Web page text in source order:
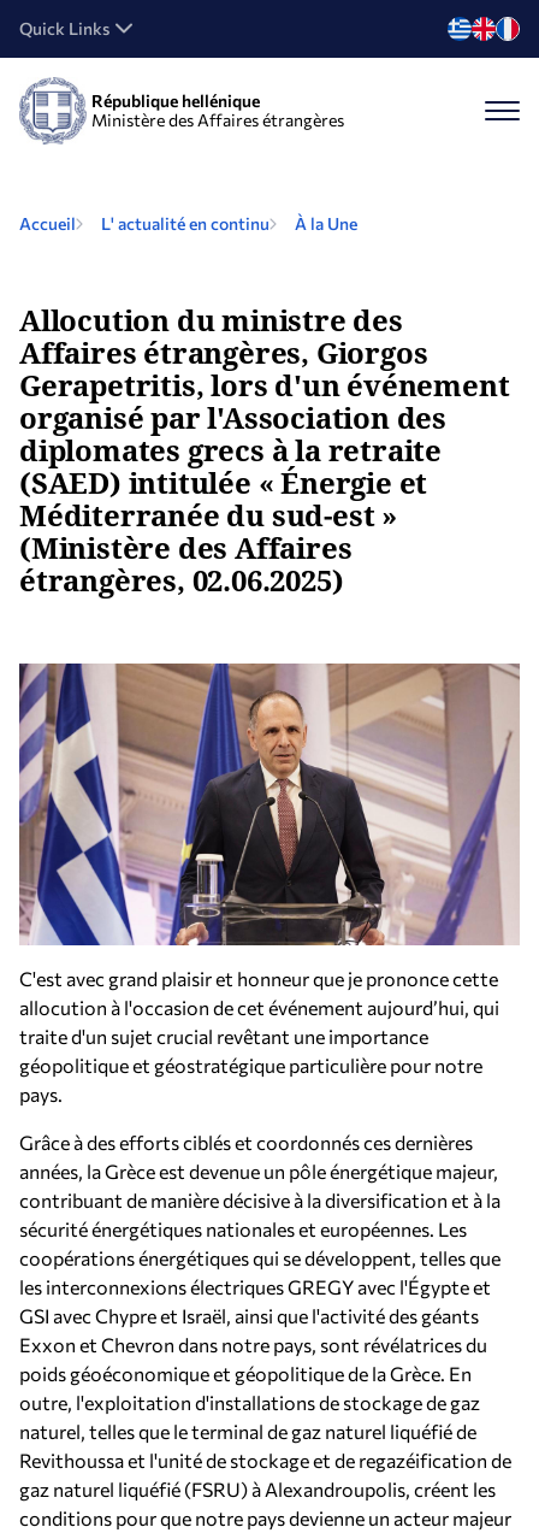
Quick Links
République hellénique
Ministère des Affaires étrangères
Accueil L' actualité en continu À la Une
Allocution du ministre des
Affaires étrangères, Giorgos
Gerapetritis, lors d'un événement
organisé par l'Association des
diplomates grecs à la retraite
(SAED) intitulée « Énergie et
Méditerranée du sud-est »
(Ministère des Affaires
étrangères, 02.06.2025)
C'est avec grand plaisir et honneur que je prononce cette
allocution à l'occasion de cet événement aujourd’hui, qui
traite d'un sujet crucial revêtant une importance
géopolitique et géostratégique particulière pour notre
pays.
Grâce à des efforts ciblés et coordonnés ces dernières
années, la Grèce est devenue un pôle énergétique majeur,
contribuant de manière décisive à la diversification et à la
sécurité énergétiques nationales et européennes. Les
coopérations énergétiques qui se développent, telles que
les interconnexions électriques GREGY avec l'Égypte et
GSI avec Chypre et Israël, ainsi que l'activité des géants
Exxon et Chevron dans notre pays, sont révélatrices du
poids géoéconomique et géopolitique de la Grèce. En
outre, l'exploitation d'installations de stockage de gaz
naturel, telles que le terminal de gaz naturel liquéfié de
Revithoussa et l'unité de stockage et de regazéification de
gaz naturel liquéfié (FSRU) à Alexandroupolis, créent les
conditions pour que notre pays devienne un acteur majeur